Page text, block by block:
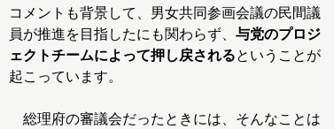
コメントも背景して、男女共同参画会議の民間議
員が推進を目指したにも関わらず、 与党のプロジ
ェクトチームによって押し戻されるということが
起こっています。
総理府の審議会だったときには、そんなことは